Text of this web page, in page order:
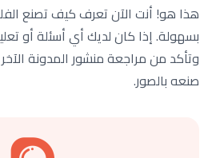
هذا هو! أنت الآن تعرف كيف تصنع
بسهولة. إذا كان لديك أي أسئلة أو
وتأكد من مراجعة منشور المدونة
صنعه بالصور.